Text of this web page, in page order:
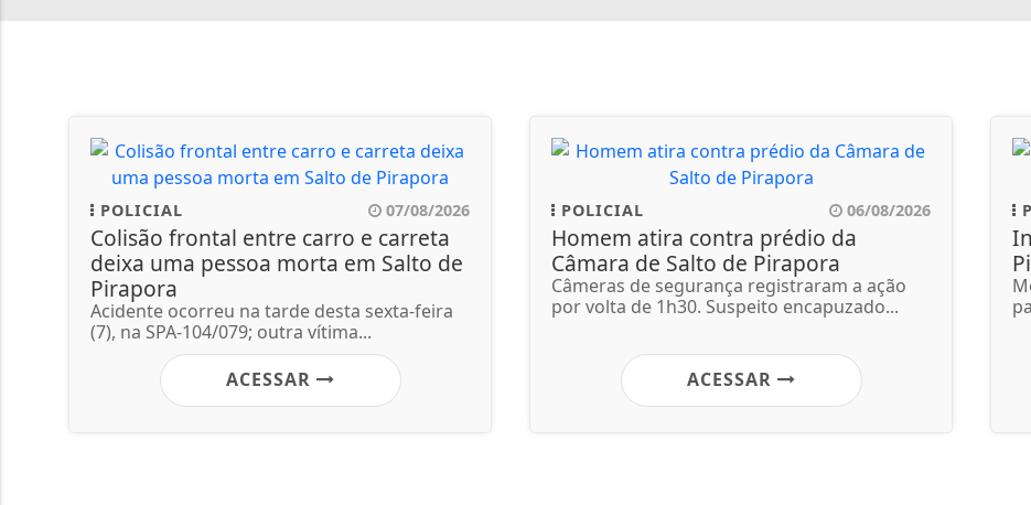
POLICIAL 07/08/2026
Colisão frontal entre carro e carreta
deixa uma pessoa morta em Salto de
Pirapora
Acidente ocorreu na tarde desta sexta-feira
(7), na SPA-104/079; outra vítima...
ACESSAR
POLICIAL 06/08/2026
Homem atira contra prédio da
Câmara de Salto de Pirapora
Câmeras de segurança registraram a ação
por volta de 1h30. Suspeito encapuzado...
ACESSAR